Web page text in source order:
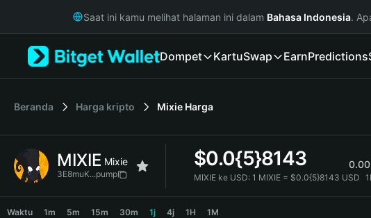
Русский
Italiano
简体中文
繁體中文
Bahasa Indonesia
Saat ini kamu melihat halaman ini dalam Bahasa Indonesia.
Dompet KartuSwap EarnPredictions
Beranda Harga kripto Mixie Harga
MIXIE Mixie
3E8muK...pump
$0.0{5}8143
MIXIE ke USD: 1 MIXIE = $0.0{5}8143 USD
Waktu 1m 5m 15m 30m 1j 4j 1H 1M